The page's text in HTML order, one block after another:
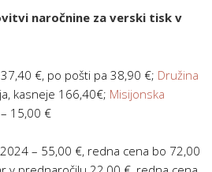
naročnine za verski tisk v
€, po pošti pa 38,90 €; Družina
kasneje 166,40€; Misijonska
15,00 €
– 55,00 €, redna cena bo 72,00